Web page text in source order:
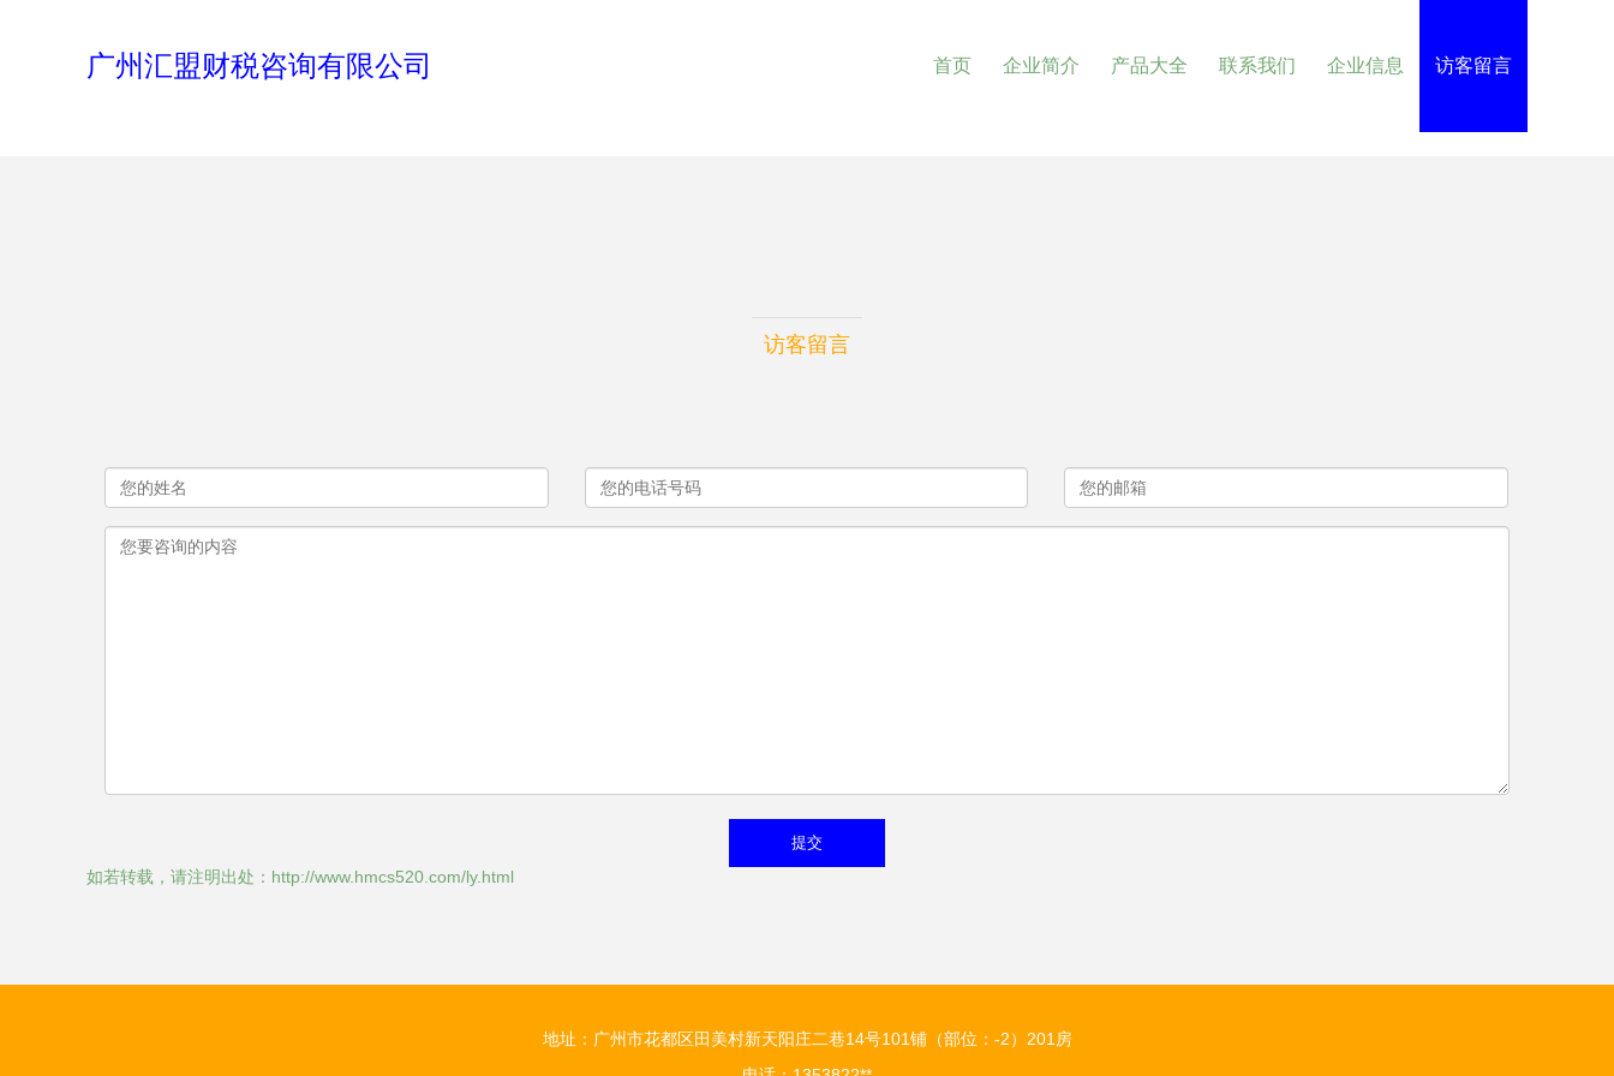
广州汇盟财税咨询有限公司 首页 企业简介 产品大全 联系我们 企业信息 访客留言
访客留言
如若转载，请注明出处：http://www.hmcs520.com/ly.html
地址：广州市花都区田美村新天阳庄二巷14号101铺（部位：-2）201房